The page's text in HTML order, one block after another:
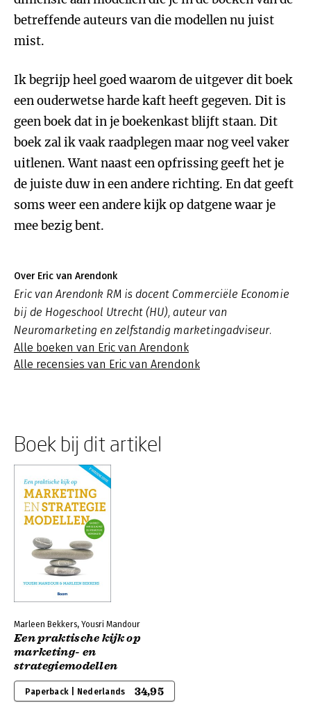
betreffende auteurs van die modellen nu juist
mist.
Ik begrijp heel goed waarom de uitgever dit boek
een ouderwetse harde kaft heeft gegeven. Dit is
geen boek dat in je boekenkast blijft staan. Dit
boek zal ik vaak raadplegen maar nog veel vaker
uitlenen. Want naast een opfrissing geeft het je
de juiste duw in een andere richting. En dat geeft
soms weer een andere kijk op datgene waar je
mee bezig bent.
Over Eric van Arendonk
Eric van Arendonk RM is docent Commerciële Economie
bij de Hogeschool Utrecht (HU), auteur van
Neuromarketing en zelfstandig marketingadviseur.
Alle boeken van Eric van Arendonk
Alle recensies van Eric van Arendonk
Boek bij dit artikel
Marleen Bekkers, Yousri Mandour
Een praktische kijk op
marketing- en
strategiemodellen
Paperback | Nederlands 34,95